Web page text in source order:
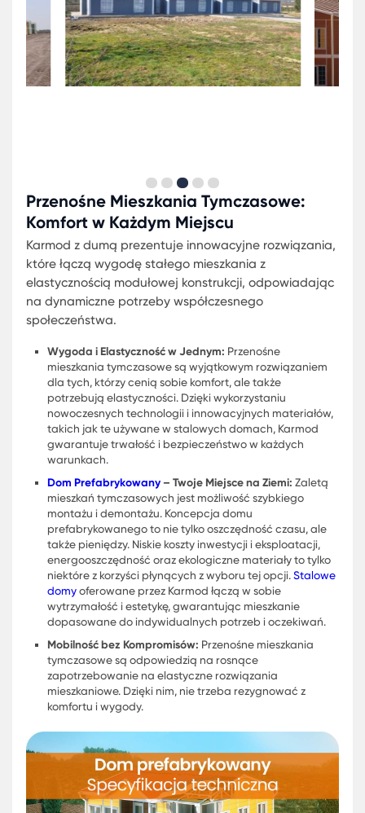
który rośnie razem z Tobą, dostosowując się do
Twoich dynamicznych potrzeb i stylu życia.
Przenośne Mieszkania Tymczasowe:
Komfort w Każdym Miejscu
Karmod z dumą prezentuje innowacyjne
które łączą wygodę stałego mieszkania z
na dynamiczne potrzeby współczesnego
społeczeństwa.
Wygoda i Elastyczność w Jednym:Przenośne
mieszkania tymczasowe są wyjątkowym
dla tych, którzy cenią sobie komfort, ale także
potrzebują elastyczności. Dzięki wykorzystaniu
nowoczesnych technologii i innowacyjnych
takich jak te używane w stalowych domach,
gwarantuje trwałość i bezpieczeństwo w każdych
warunkach.
Dom Prefabrykowany
prefabrykowanego to nie tylko oszczędność czasu,
także pieniędzy. Niskie koszty inwestycji i
energooszczędność oraz ekologiczne materiały to